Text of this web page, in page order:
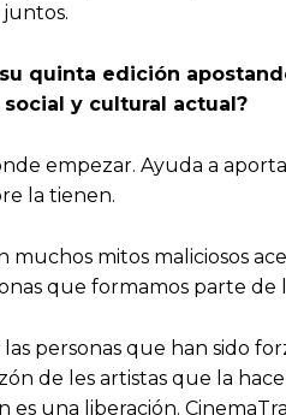
quinta edición
y cultural actual?
empezar. Ayuda a
la tienen.
muchos mitos maliciosos
que formamos parte
las personas que han sido
de les artistas que la
una liberación.